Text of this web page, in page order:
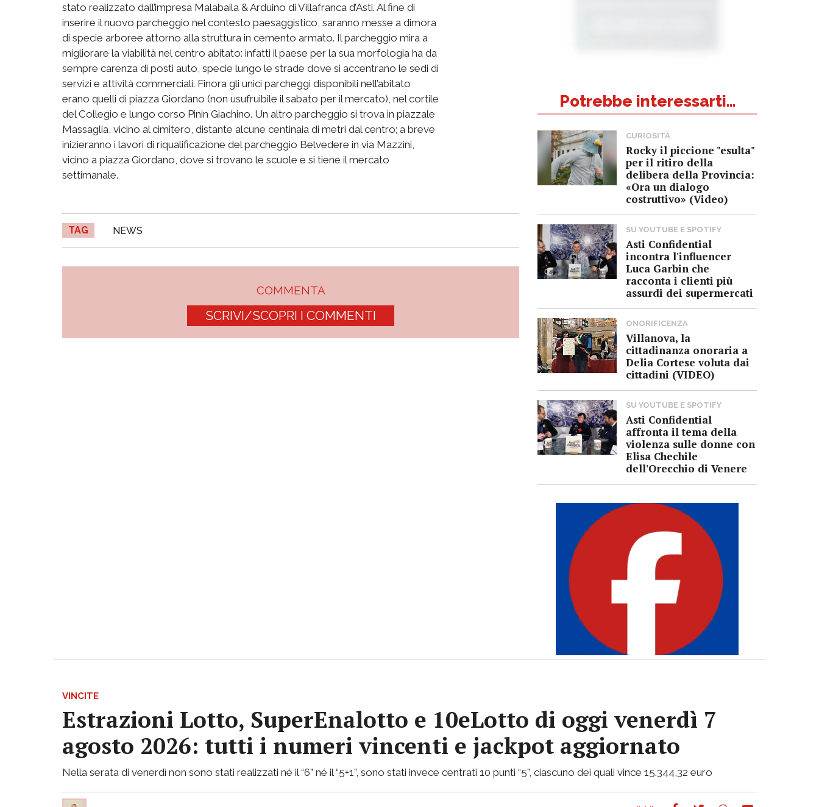
stato realizzato dall’impresa Malabaila & Arduino di Villafranca d’Asti. Al fine di
inserire il nuovo parcheggio nel contesto paesaggistico, saranno messe a dimora
di specie arboree attorno alla struttura in cemento armato. Il parcheggio mira a
migliorare la viabilità nel centro abitato: infatti il paese per la sua morfologia ha da
sempre carenza di posti auto, specie lungo le strade dove si accentrano le sedi di
servizi e attività commerciali. Finora gli unici parcheggi disponibili nell’abitato
erano quelli di piazza Giordano (non usufruibile il sabato per il mercato), nel cortile
del Collegio e lungo corso Pinin Giachino. Un altro parcheggio si trova in piazzale
Massaglia, vicino al cimitero, distante alcune centinaia di metri dal centro; a breve
inizieranno i lavori di riqualificazione del parcheggio Belvedere in via Mazzini,
vicino a piazza Giordano, dove si trovano le scuole e si tiene il mercato
settimanale.
TAG NEWS
COMMENTA
SCRIVI/SCOPRI I COMMENTI
Potrebbe interessarti...
CURIOSITÀ
Rocky il piccione "esulta"
per il ritiro della
delibera della Provincia:
«Ora un dialogo
costruttivo» (Video)
SU YOUTUBE E SPOTIFY
Asti Confidential
incontra l'influencer
Luca Garbin che
racconta i clienti più
assurdi dei supermercati
ONORIFICENZA
Villanova, la
cittadinanza onoraria a
Delia Cortese voluta dai
cittadini (VIDEO)
SU YOUTUBE E SPOTIFY
Asti Confidential
affronta il tema della
violenza sulle donne con
Elisa Chechile
dell'Orecchio di Venere
VINCITE
Estrazioni Lotto, SuperEnalotto e 10eLotto di oggi venerdì 7
agosto 2026: tutti i numeri vincenti e jackpot aggiornato
Nella serata di venerdì non sono stati realizzati né il “6” né il “5+1”, sono stati invece centrati 10 punti “5”, ciascuno dei quali vince 15.344,32 euro